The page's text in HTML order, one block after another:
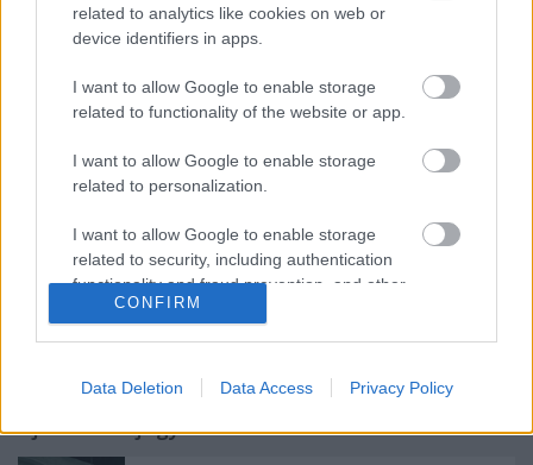
related to analytics like cookies on web or
device identifiers in apps.
I want to allow Google to enable storage
related to functionality of the website or app.
I want to allow Google to enable storage
related to personalization.
I want to allow Google to enable storage
related to security, including authentication
functionality and fraud prevention, and other
user protection.
CONFIRM
Data Deletion Data Access Privacy Policy
A darabotSzeles József, a tábor ötletgazdája és
művész-tanár állította színpadra
harminc gyermek részvételével.
Forrás: Veszprémi Petőfi Színház
Ajánlott bejegyzések: